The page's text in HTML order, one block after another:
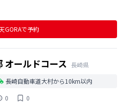
GORAで予約
オールドコース 長崎県
長崎自動車道大村から10km以内
0
0